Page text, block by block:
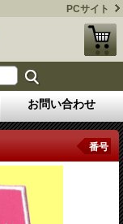
PCサイト
お問い合わせ
番号